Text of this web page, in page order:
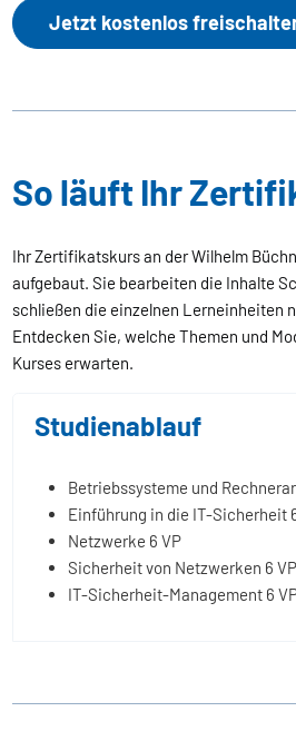
Jetzt kostenlos
So läuft Ihr
Ihr Zertifikatskurs an der Wilhelm
aufgebaut. Sie bearbeiten die Inhalte
schließen die einzelnen Lerneinheiten
Entdecken Sie, welche Themen und
Kurses erwarten.
Studienablauf
Betriebssysteme und
Einführung in die IT-Sicherheit
Netzwerke 6 VP
Sicherheit von Netzwerken 6 VP
IT-Sicherheit-Management 6